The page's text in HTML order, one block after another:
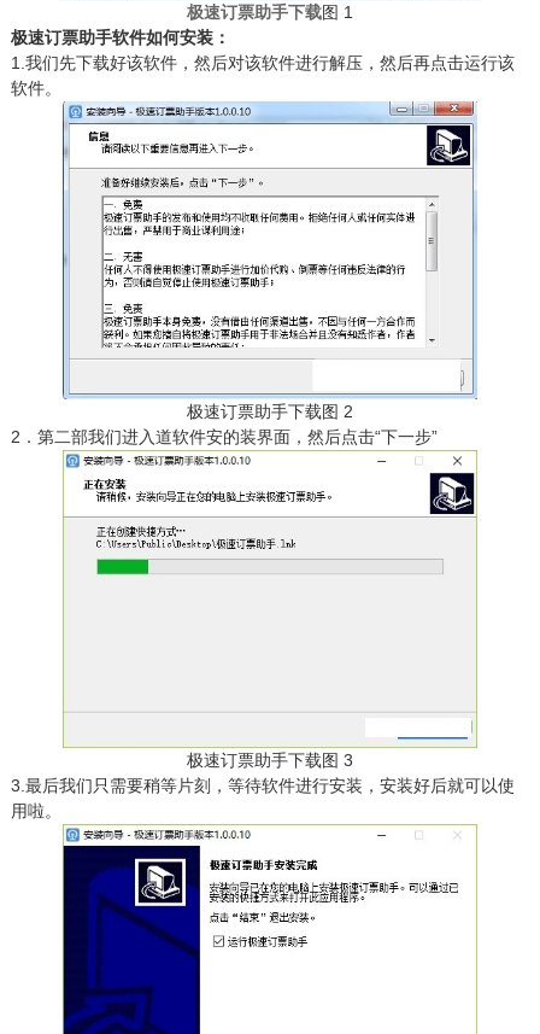
极速订票助手下载图 1
极速订票助手软件如何安装：
1.我们先下载好该软件，然后对该软件进行解压，然后再点击运行该
软件。
极速订票助手下载图 2
2．第二部我们进入道软件安的装界面，然后点击“下一步”
极速订票助手下载图 3
3.最后我们只需要稍等片刻，等待软件进行安装，安装好后就可以使
用啦。